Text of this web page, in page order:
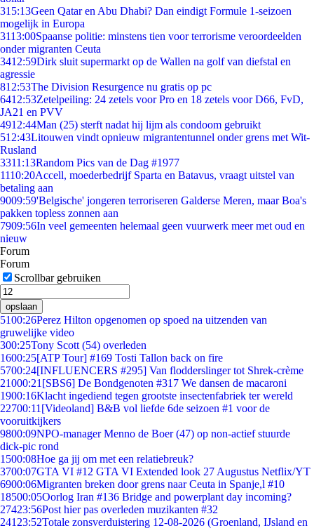
315:13Geen Qatar en Abu Dhabi? Dan eindigt Formule 1-seizoen
mogelijk in Europa
3113:00Spaanse politie: minstens tien voor terrorisme veroordeelden
onder migranten Ceuta
3412:59Dirk sluit supermarkt op de Wallen na golf van diefstal en
agressie
812:53The Division Resurgence nu gratis op pc
6412:53Zetelpeiling: 24 zetels voor Pro en 18 zetels voor D66, FvD,
JA21 en PVV
4912:44Man (25) sterft nadat hij lijm als condoom gebruikt
512:43Litouwen vindt opnieuw migrantentunnel onder grens met Wit-
Rusland
3311:13Random Pics van de Dag #1977
1110:20Accell, moederbedrijf Sparta en Batavus, vraagt uitstel van
betaling aan
9009:59'Belgische' jongeren terroriseren Galderse Meren, maar Boa's
pakken topless zonnen aan
7909:56In veel gemeenten helemaal geen vuurwerk meer met oud en
nieuw
Forum
Forum
Scrollbar gebruiken
opslaan
5100:26Perez Hilton opgenomen op spoed na uitzenden van
gruwelijke video
300:25Tony Scott (54) overleden
1600:25[ATP Tour] #169 Tosti Tallon back on fire
5700:24[INFLUENCERS #295] Van flodderslinger tot Shrek-crème
21000:21 [SBS6] De Bondgenoten #317 We dansen de macaroni
1900:16Klacht ingediend tegen grootste insectenfabriek ter wereld
22700:11 [Videoland] B&B vol liefde 6de seizoen #1 voor de
vooruitkijkers
9800:09NPO-manager Menno de Boer (47) op non-actief stuurde
dick-pic rond
1500:08Hoe ga jij om met een relatiebreuk?
3700:07GTA VI #12 GTA VI Extended look 27 Augustus Netflix/YT
6900:06Migranten breken door grens naar Ceuta in Spanje,l #10
18500:05Oorlog Iran #136 Bridge and powerplant day incoming?
27423:56Post hier pas overleden muzikanten #32
241 23:52Totale zonsverduistering 12-08-2026 (Groenland, IJsland en